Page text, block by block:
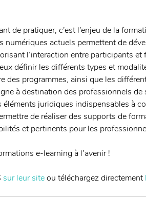
de pratiquer, c’est l’enjeu de la
numériques actuels permettent de
l’interaction entre participants et
définir les différents types et
des programmes, ainsi que les
à destination des professionnels de
juridiques indispensables à
de réaliser des supports de
et pertinents pour les
e-learning à l’avenir !
sur leur site ou téléchargez directement